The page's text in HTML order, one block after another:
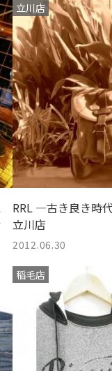
立川店
RRL ―古き良き時代― TFスタイル
立川店
2012.06.30
稲毛店